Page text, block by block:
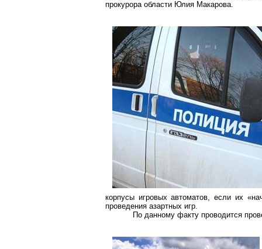
прокурора области Юлия Макарова.
корпусы игровых автоматов, если их
проведения азартных игр.
По данному факту проводится